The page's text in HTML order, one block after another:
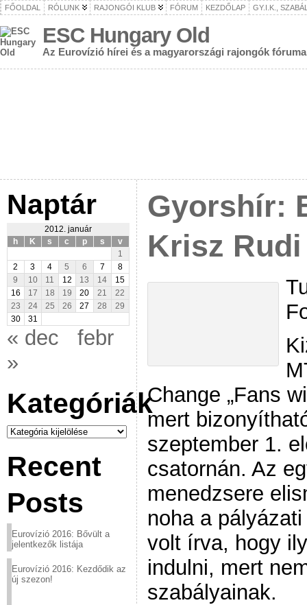
FŐOLDAL RÓLUNK RAJONGÓI KLUB FÓRUM KEZDŐLAP GY.I.K.,
ESC Hungary Old
Az Eurovízió hírei és a magyarországi rajongók fóruma
Naptár
2012. január
h
K s c p s
v
1
2
3 4 5 6 7
8
9
10 11 12 13 14
15
16
17 18 19 20 21
22
23
24 25 26 27 28
29
30
31
« dec
febr
»
Kategóriák
Kategóriák
Recent
Posts
Eurovízió 2016: Bővült a
jelentkezők listája
Eurovízió 2016: Kezdődik az
új szezon!
Gyorshír:
Krisz
Change „Fans
mert
szeptember 1.
csatornán. Az
menedzsere
noha a
volt írva, hogy
indulni, mert
szabályainak.